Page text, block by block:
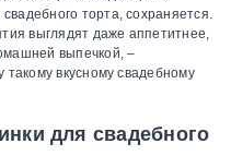
торта, сохраняется.
выглядят даже аппетитнее,
выпечкой, –
такому вкусному свадебному
для свадебного